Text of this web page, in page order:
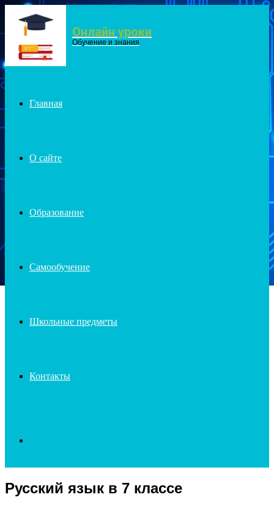
Menu Онлайн уроки
Обучение и знания
Главная
О сайте
Образование
Самообучение
Школьные предметы
Контакты
for
Русский язык в 7 классе